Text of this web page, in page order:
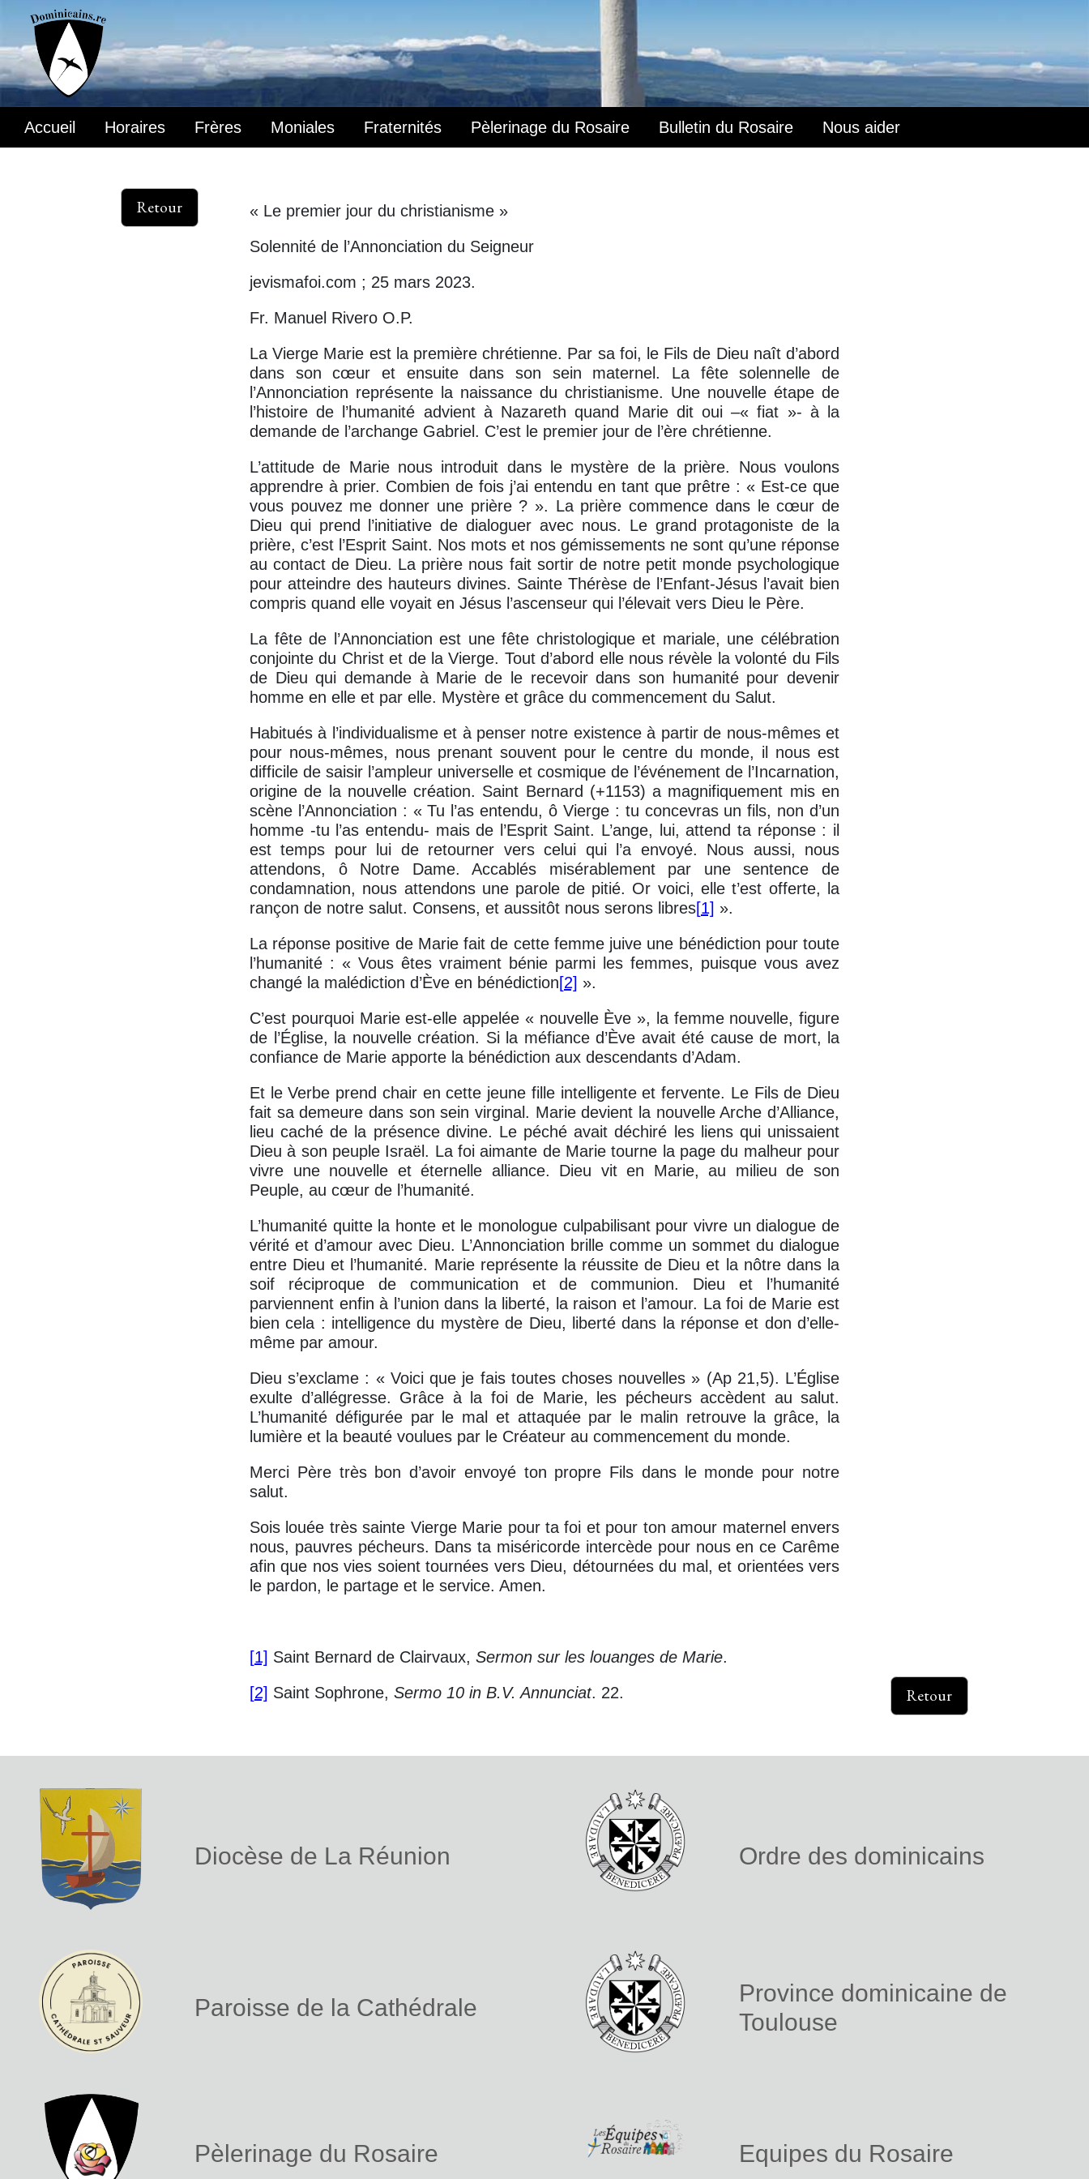
Accueil Horaires Frères Moniales Fraternités Pèlerinage du Rosaire Bulletin du Rosaire Nous aider
Retour
« Le premier jour du christianisme »
Solennité de l’Annonciation du Seigneur
jevismafoi.com ; 25 mars 2023.
Fr. Manuel Rivero O.P.
La Vierge Marie est la première chrétienne. Par sa foi, le Fils de Dieu naît d’abord
dans son cœur et ensuite dans son sein maternel. La fête solennelle de
l’Annonciation représente la naissance du christianisme. Une nouvelle étape de
l’histoire de l’humanité advient à Nazareth quand Marie dit oui –« fiat »- à la
demande de l’archange Gabriel. C’est le premier jour de l’ère chrétienne.
L’attitude de Marie nous introduit dans le mystère de la prière. Nous voulons
apprendre à prier. Combien de fois j’ai entendu en tant que prêtre : « Est-ce que
vous pouvez me donner une prière ? ». La prière commence dans le cœur de
Dieu qui prend l’initiative de dialoguer avec nous. Le grand protagoniste de la
prière, c’est l’Esprit Saint. Nos mots et nos gémissements ne sont qu’une réponse
au contact de Dieu. La prière nous fait sortir de notre petit monde psychologique
pour atteindre des hauteurs divines. Sainte Thérèse de l’Enfant-Jésus l’avait bien
compris quand elle voyait en Jésus l’ascenseur qui l’élevait vers Dieu le Père.
La fête de l’Annonciation est une fête christologique et mariale, une célébration
conjointe du Christ et de la Vierge. Tout d’abord elle nous révèle la volonté du Fils
de Dieu qui demande à Marie de le recevoir dans son humanité pour devenir
homme en elle et par elle. Mystère et grâce du commencement du Salut.
Habitués à l’individualisme et à penser notre existence à partir de nous-mêmes et
pour nous-mêmes, nous prenant souvent pour le centre du monde, il nous est
difficile de saisir l’ampleur universelle et cosmique de l’événement de l’Incarnation,
origine de la nouvelle création. Saint Bernard (+1153) a magnifiquement mis en
scène l’Annonciation : « Tu l’as entendu, ô Vierge : tu concevras un fils, non d’un
homme -tu l’as entendu- mais de l’Esprit Saint. L’ange, lui, attend ta réponse : il
est temps pour lui de retourner vers celui qui l’a envoyé. Nous aussi, nous
attendons, ô Notre Dame. Accablés misérablement par une sentence de
condamnation, nous attendons une parole de pitié. Or voici, elle t’est offerte, la
rançon de notre salut. Consens, et aussitôt nous serons libres[1] ».
La réponse positive de Marie fait de cette femme juive une bénédiction pour toute
l’humanité : « Vous êtes vraiment bénie parmi les femmes, puisque vous avez
changé la malédiction d’Ève en bénédiction[2] ».
C’est pourquoi Marie est-elle appelée « nouvelle Ève », la femme nouvelle, figure
de l’Église, la nouvelle création. Si la méfiance d’Ève avait été cause de mort, la
confiance de Marie apporte la bénédiction aux descendants d’Adam.
Et le Verbe prend chair en cette jeune fille intelligente et fervente. Le Fils de Dieu
fait sa demeure dans son sein virginal. Marie devient la nouvelle Arche d’Alliance,
lieu caché de la présence divine. Le péché avait déchiré les liens qui unissaient
Dieu à son peuple Israël. La foi aimante de Marie tourne la page du malheur pour
vivre une nouvelle et éternelle alliance. Dieu vit en Marie, au milieu de son
Peuple, au cœur de l’humanité.
L’humanité quitte la honte et le monologue culpabilisant pour vivre un dialogue de
vérité et d’amour avec Dieu. L’Annonciation brille comme un sommet du dialogue
entre Dieu et l’humanité. Marie représente la réussite de Dieu et la nôtre dans la
soif réciproque de communication et de communion. Dieu et l’humanité
parviennent enfin à l’union dans la liberté, la raison et l’amour. La foi de Marie est
bien cela : intelligence du mystère de Dieu, liberté dans la réponse et don d’elle-
même par amour.
Dieu s’exclame : « Voici que je fais toutes choses nouvelles » (Ap 21,5). L’Église
exulte d’allégresse. Grâce à la foi de Marie, les pécheurs accèdent au salut.
L’humanité défigurée par le mal et attaquée par le malin retrouve la grâce, la
lumière et la beauté voulues par le Créateur au commencement du monde.
Merci Père très bon d’avoir envoyé ton propre Fils dans le monde pour notre
salut.
Sois louée très sainte Vierge Marie pour ta foi et pour ton amour maternel envers
nous, pauvres pécheurs. Dans ta miséricorde intercède pour nous en ce Carême
afin que nos vies soient tournées vers Dieu, détournées du mal, et orientées vers
le pardon, le partage et le service. Amen.
[1] Saint Bernard de Clairvaux, Sermon sur les louanges de Marie.
[2] Saint Sophrone, Sermo 10 in B.V. Annunciat. 22. Retour
Diocèse de La Réunion Ordre des dominicains
Paroisse de la Cathédrale
Province dominicaine de
Toulouse
Pèlerinage du Rosaire Equipes du Rosaire